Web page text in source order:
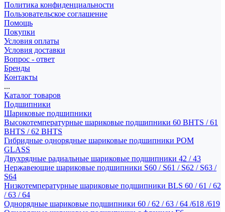
Политика конфиденциальности
Пользовательское соглашение
Помощь
Покупки
Условия оплаты
Условия доставки
Вопрос - ответ
Бренды
Контакты
...
Каталог товаров
Подшипники
Шариковые подшипники
Высокотемпературные шариковые подшипники 60 BHTS / 61
BHTS / 62 BHTS
Гибридные однорядные шариковые подшипники POM
GLASS
Двухрядные радиальные шариковые подшипники 42 / 43
Нержавеющие шариковые подшипники S60 / S61 / S62 / S63 /
S64
Низкотемпературные шариковые подшипники BLS 60 / 61 / 62
/ 63 / 64
Однорядные шариковые подшипники 60 / 62 / 63 / 64 /618 /619